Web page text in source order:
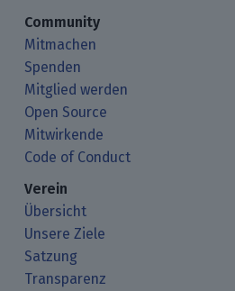
Community
Mitmachen
Spenden
Mitglied werden
Open Source
Mitwirkende
Code of Conduct
Verein
Übersicht
Unsere Ziele
Satzung
Transparenz